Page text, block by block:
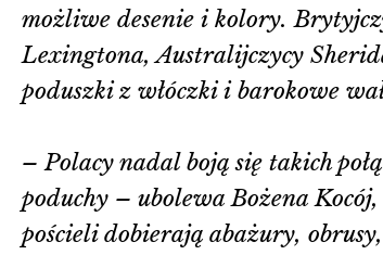
możliwe desenie i kolory.
Lexingtona, Australijczycy
poduszki z włóczki i barokowe
– Polacy nadal boją się takich
poduchy – ubolewa Bożena
pościeli dobierają abażury,